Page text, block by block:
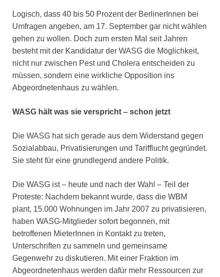
Logisch, dass 40 bis 50 Prozent der BerlinerInnen bei
Umfragen angeben, am 17. September gar nicht wählen
gehen zu wollen. Doch zum ersten Mal seit Jahren
besteht mit der Kandidatur der WASG die Möglichkeit,
nicht nur zwischen Pest und Cholera entscheiden zu
müssen, sondern eine wirkliche Opposition ins
Abgeordnetenhaus zu wählen.
WASG hält was sie verspricht – schon jetzt
Die WASG hat sich gerade aus dem Widerstand gegen
Sozialabbau, Privatisierungen und Tarifflucht gegründet.
Sie steht für eine grundlegend andere Politik.
Die WASG ist – heute und nach der Wahl – Teil der
Proteste: Nachdem bekannt wurde, dass die WBM
plant, 15.000 Wohnungen im Jahr 2007 zu privatisieren,
haben WASG-Mitglieder sofort begonnen, mit
betroffenen MieterInnen in Kontakt zu treten,
Unterschriften zu sammeln und gemeinsame
Gegenwehr zu diskutieren. Mit einer Fraktion im
Abgeordnetenhaus werden dafür mehr Ressourcen zur